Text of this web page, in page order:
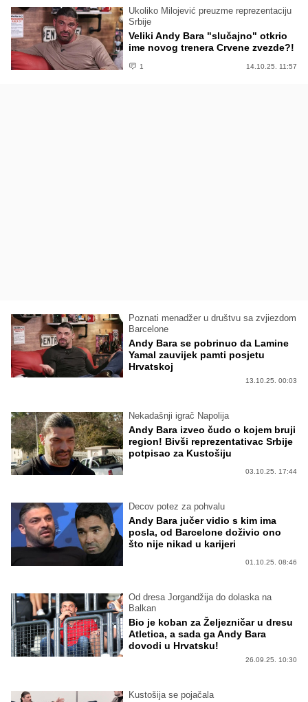
Ukoliko Milojević preuzme reprezentaciju
Srbije
Veliki Andy Bara "slučajno" otkrio
ime novog trenera Crvene zvezde?!
1 14.10.25. 11:57
Poznati menadžer u društvu sa zvjiezdom
Barcelone
Andy Bara se pobrinuo da Lamine
Yamal zauvijek pamti posjetu
Hrvatskoj
13.10.25. 00:03
Nekadašnji igrač Napolija
Andy Bara izveo čudo o kojem bruji
region! Bivši reprezentativac Srbije
potpisao za Kustošiju
03.10.25. 17:44
Decov potez za pohvalu
Andy Bara jučer vidio s kim ima
posla, od Barcelone doživio ono
što nije nikad u karijeri
01.10.25. 08:46
Od dresa Jorgandžija do dolaska na
Balkan
Bio je koban za Željezničar u dresu
Atletica, a sada ga Andy Bara
dovodi u Hrvatsku!
26.09.25. 10:30
Kustošija se pojačala